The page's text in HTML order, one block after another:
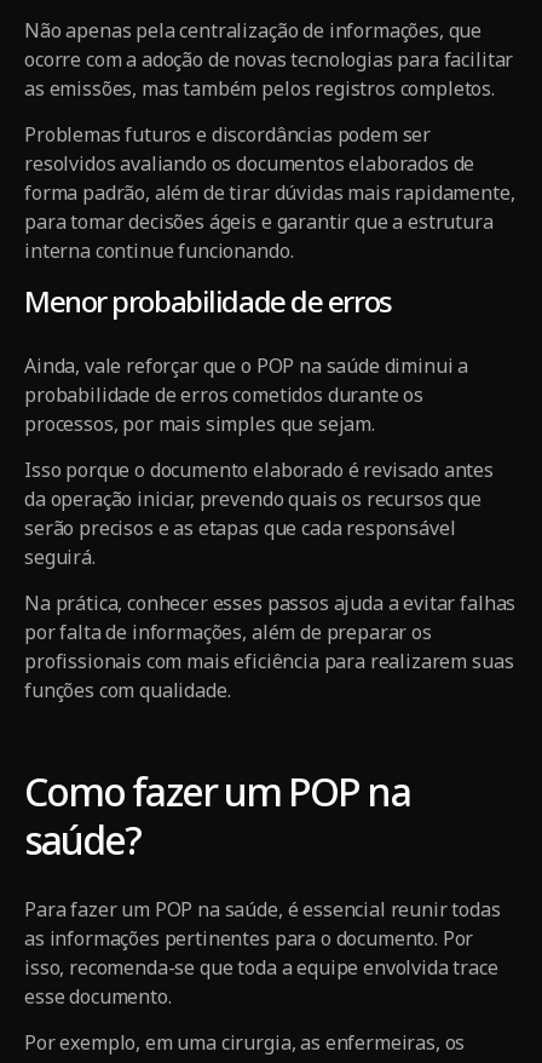
Não apenas pela centralização de informações, que
ocorre com a adoção de novas tecnologias para facilitar
as emissões, mas também pelos registros completos.
Problemas futuros e discordâncias podem ser
resolvidos avaliando os documentos elaborados de
forma padrão, além de tirar dúvidas mais rapidamente,
para tomar decisões ágeis e garantir que a estrutura
interna continue funcionando.
Menor probabilidade de erros
Ainda, vale reforçar que o POP na saúde diminui a
probabilidade de erros cometidos durante os
processos, por mais simples que sejam.
Isso porque o documento elaborado é revisado antes
da operação iniciar, prevendo quais os recursos que
serão precisos e as etapas que cada responsável
seguirá.
Na prática, conhecer esses passos ajuda a evitar falhas
por falta de informações, além de preparar os
profissionais com mais eficiência para realizarem suas
funções com qualidade.
Como fazer um POP na
saúde?
Para fazer um POP na saúde, é essencial reunir todas
as informações pertinentes para o documento. Por
isso, recomenda-se que toda a equipe envolvida trace
esse documento.
Por exemplo, em uma cirurgia, as enfermeiras, os